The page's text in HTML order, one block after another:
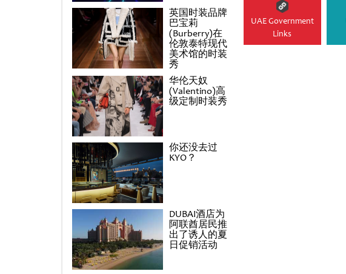
英国时装品牌
巴宝莉
(Burberry)在
伦敦泰特现代
美术馆的时装
秀
华伦天奴
(Valentino)高
级定制时装秀
你还没去过
KYO？
DUBAI酒店为
阿联酋居民推
出了诱人的夏
日促销活动
UAE Government
Links